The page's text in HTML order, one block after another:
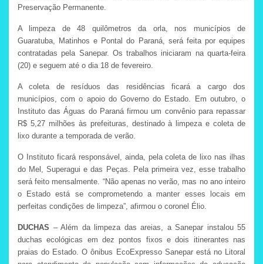
Preservação Permanente.
A limpeza de 48 quilômetros da orla, nos municípios de
Guaratuba, Matinhos e Pontal do Paraná, será feita por equipes
contratadas pela Sanepar. Os trabalhos iniciaram na quarta-feira
(20) e seguem até o dia 18 de fevereiro.
A coleta de resíduos das residências ficará a cargo dos
municípios, com o apoio do Governo do Estado. Em outubro, o
Instituto das Águas do Paraná firmou um convênio para repassar
R$ 5,27 milhões às prefeituras, destinado à limpeza e coleta de
lixo durante a temporada de verão.
O Instituto ficará responsável, ainda, pela coleta de lixo nas ilhas
do Mel, Superagui e das Peças. Pela primeira vez, esse trabalho
será feito mensalmente. “Não apenas no verão, mas no ano inteiro
o Estado está se comprometendo a manter esses locais em
perfeitas condições de limpeza”, afirmou o coronel Élio.
DUCHAS – Além da limpeza das areias, a Sanepar instalou 55
duchas ecológicas em dez pontos fixos e dois itinerantes nas
praias do Estado. O ônibus EcoExpresso Sanepar está no Litoral